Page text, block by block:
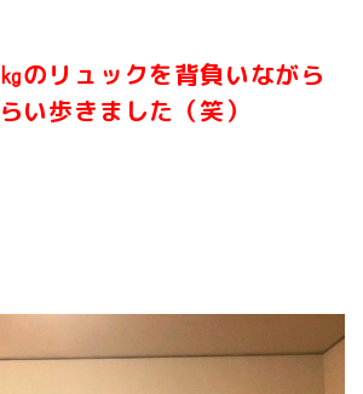
のリュックを背負いながら
い歩きました（笑）